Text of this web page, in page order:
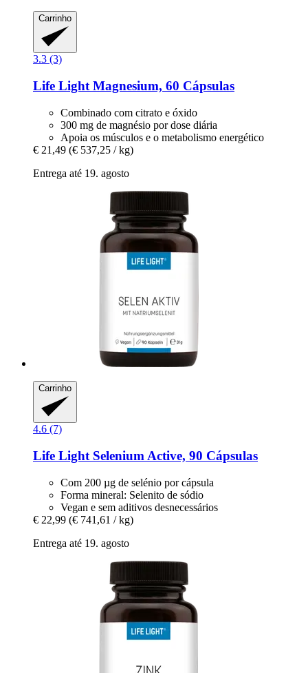
Carrinho
3.3 (3)
Life Light Magnesium, 60 Cápsulas
Combinado com citrato e óxido
300 mg de magnésio por dose diária
Apoia os músculos e o metabolismo energético
€ 21,49 (€ 537,25 / kg)
Entrega até 19. agosto
Carrinho
4.6 (7)
Life Light Selenium Active, 90 Cápsulas
Com 200 µg de selénio por cápsula
Forma mineral: Selenito de sódio
Vegan e sem aditivos desnecessários
€ 22,99 (€ 741,61 / kg)
Entrega até 19. agosto